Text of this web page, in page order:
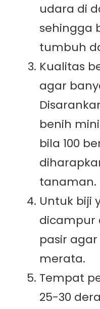
udara di
sehingga
tumbuh
Kualitas
agar
benih
bila 100
tanaman.
Untuk biji
dicampur
pasir
merata.
Tempat
25-30